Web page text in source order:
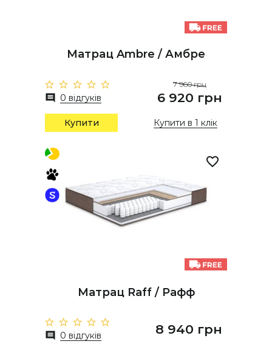
Матрац Ambre / Амбре
0 відгуків
7 960 грн
6 920 грн
Купити Купити в 1 клік
Матрац Raff / Рафф
0 відгуків 8 940 грн